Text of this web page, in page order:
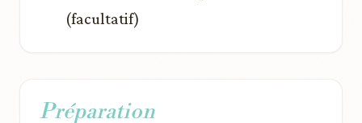
(facultatif)
Préparation